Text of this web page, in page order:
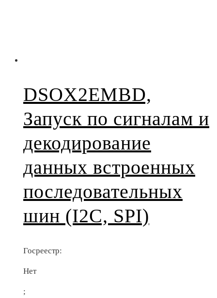
DSOX2EMBD,
Запуск по сигналам и
декодирование
данных встроенных
последовательных
шин (I2C, SPI)
Госреестр:
Нет
;